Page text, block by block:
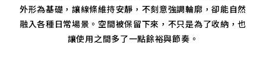
外形為基礎，讓線條維持安靜，不刻意強調輪廓，卻能自然
融入各種日常場景。空間被保留下來，不只是為了收納，也
讓使用之間多了一點餘裕與節奏。